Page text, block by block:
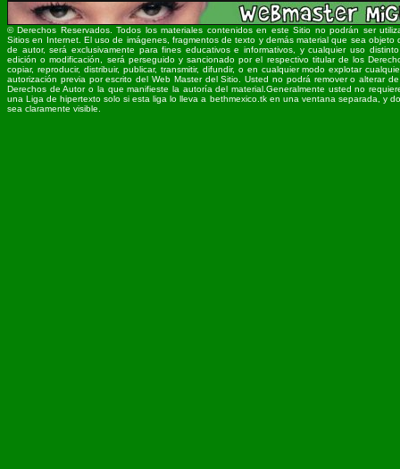
© Derechos Reservados. Todos los materiales contenidos en este Sitio no podrán ser
Sitios en Internet. El uso de imágenes, fragmentos de texto y demás material que sea objeto
de autor, será exclusivamente para fines educativos e informativos, y cualquier uso
edición o modificación, será perseguido y sancionado por el respectivo titular de los
copiar, reproducir, distribuir, publicar, transmitir, difundir, o en cualquier modo explotar
autorización previa por escrito del Web Master del Sitio. Usted no podrá remover o alterar
Derechos de Autor o la que manifieste la autoría del material.Generalmente usted no
una Liga de hipertexto solo si esta liga lo lleva a bethmexico.tk en una ventana separada, y
sea claramente visible.